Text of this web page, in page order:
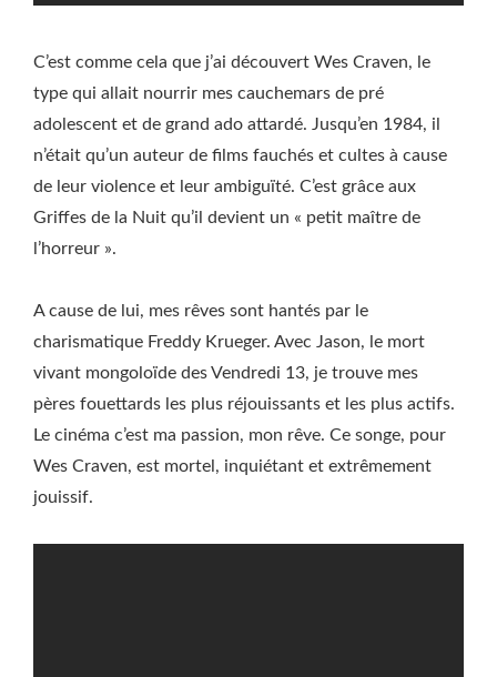
C’est comme cela que j’ai découvert Wes Craven, le
type qui allait nourrir mes cauchemars de pré
adolescent et de grand ado attardé. Jusqu’en 1984, il
n’était qu’un auteur de films fauchés et cultes à cause
de leur violence et leur ambiguïté. C’est grâce aux
Griffes de la Nuit qu’il devient un « petit maître de
l’horreur ».
A cause de lui, mes rêves sont hantés par le
charismatique Freddy Krueger. Avec Jason, le mort
vivant mongoloïde des Vendredi 13, je trouve mes
pères fouettards les plus réjouissants et les plus actifs.
Le cinéma c’est ma passion, mon rêve. Ce songe, pour
Wes Craven, est mortel, inquiétant et extrêmement
jouissif.